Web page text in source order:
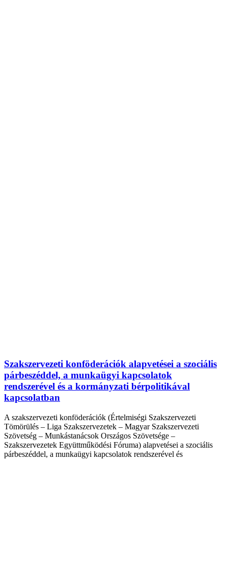
Szakszervezeti konföderációk alapvetései a szociális
párbeszéddel, a munkaügyi kapcsolatok
rendszerével és a kormányzati bérpolitikával
kapcsolatban
A szakszervezeti konföderációk (Értelmiségi Szakszervezeti
Tömörülés – Liga Szakszervezetek – Magyar Szakszervezeti
Szövetség – Munkástanácsok Országos Szövetsége –
Szakszervezetek Együttműködési Fóruma) alapvetései a szociális
párbeszéddel, a munkaügyi kapcsolatok rendszerével és